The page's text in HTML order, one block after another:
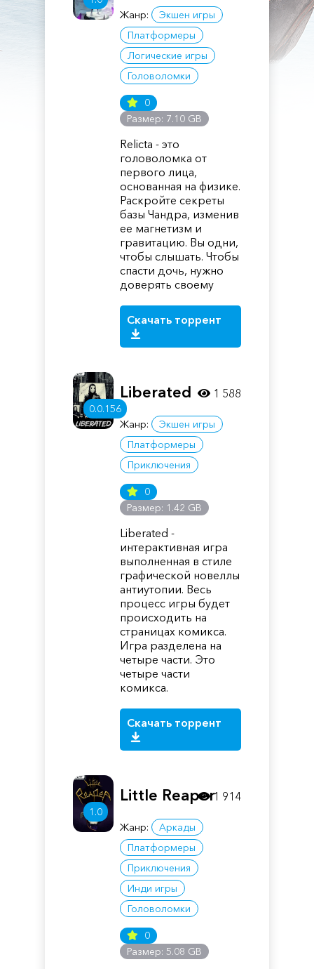
Жанр:
Экшен игры
Платформеры
Логические игры
Головоломки
0
Размер: 7.10 GB
Relicta - это
головоломка от
первого лица,
основанная на физике.
Раскройте секреты
базы Чандра, изменив
ее магнетизм и
гравитацию. Вы одни,
чтобы слышать. Чтобы
спасти дочь, нужно
доверять своему
Скачать торрент
0.0.156
Liberated
Жанр:
Экшен игры
Платформеры
Приключения
0
Размер: 1.42 GB
Liberated -
интерактивная игра
выполненная в стиле
графической новеллы
антиутопии. Весь
процесс игры будет
происходить на
страницах комикса.
Игра разделена на
четыре части. Это
четыре части
комикса.
Скачать торрент
1 588
1.0
Little Reaper
Жанр:
Аркады
Платформеры
Приключения
Инди игры
Головоломки
0
Размер: 5.08 GB
1 914